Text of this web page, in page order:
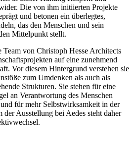
Die von ihm initiierten Projekte
und betonen ein überlegtes,
das den Menschen und sein
Mittelpunkt stellt.
Team von Christoph Hesse Architects
auf eine zunehmend
Vor diesem Hintergrund verstehen sie
zum Umdenken als auch als
Strukturen. Sie stehen für eine
an Verantwortung des Menschen
für mehr Selbstwirksamkeit in der
Ausstellung bei Aedes steht daher